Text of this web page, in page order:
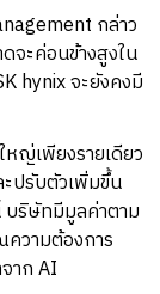
กล่าว
จะค่อนข้างสูงใน
hynix จะยังคงมี
ญ่เพียงรายเดียว
ปรับตัวเพิ่มขึ้น
ริษัทมีมูลค่าตาม
วามต้องการ
าก AI